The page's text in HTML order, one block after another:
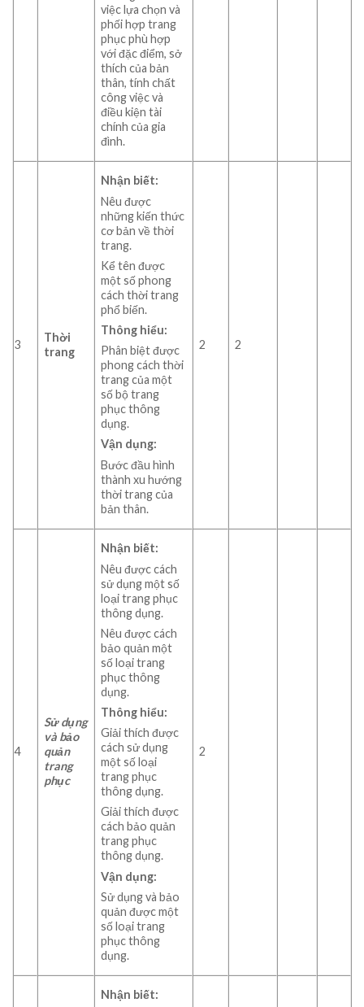
việc lựa chọn và
phối hợp trang
phục phù hợp
với đặc điểm, sở
thích của bản
thân, tính chất
công việc và
điều kiện tài
chính của gia
đình.
3
Thời
trang
Nhận biết:
Nêu được
những kiến thức
cơ bản về thời
trang.
Kể tên được
một số phong
cách thời trang
phổ biến.
Thông hiểu:
Phân biệt được
phong cách thời
trang của một
số bộ trang
phục thông
dụng.
Vận dụng:
Bước đầu hình
thành xu hướng
thời trang của
bản thân.
2 2
4
Sử dụng
và bảo
quản
trang
phục
Nhận biết:
Nêu được cách
sử dụng một số
loại trang phục
thông dụng.
Nêu được cách
bảo quản một
số loại trang
phục thông
dụng.
Thông hiểu:
Giải thích được
cách sử dụng
một số loại
trang phục
thông dụng.
Giải thích được
cách bảo quản
trang phục
thông dụng.
Vận dụng:
Sử dụng và bảo
quản được một
số loại trang
phục thông
dụng.
2
Nhận biết: